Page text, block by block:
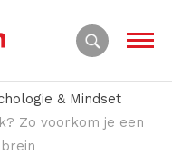
& Mindset
Zo voorkom je een